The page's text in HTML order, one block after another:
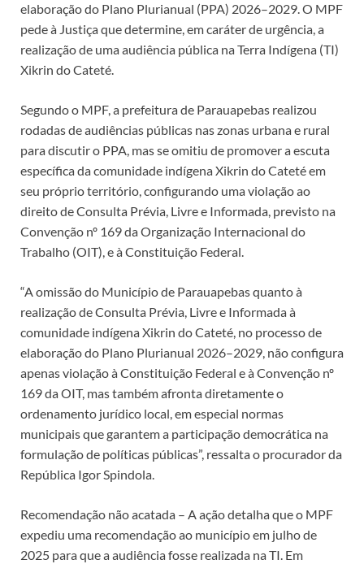
elaboração do Plano Plurianual (PPA) 2026–2029. O MPF
pede à Justiça que determine, em caráter de urgência, a
realização de uma audiência pública na Terra Indígena (TI)
Xikrin do Cateté.
Segundo o MPF, a prefeitura de Parauapebas realizou
rodadas de audiências públicas nas zonas urbana e rural
para discutir o PPA, mas se omitiu de promover a escuta
específica da comunidade indígena Xikrin do Cateté em
seu próprio território, configurando uma violação ao
direito de Consulta Prévia, Livre e Informada, previsto na
Convenção nº 169 da Organização Internacional do
Trabalho (OIT), e à Constituição Federal.
“A omissão do Município de Parauapebas quanto à
realização de Consulta Prévia, Livre e Informada à
comunidade indígena Xikrin do Cateté, no processo de
elaboração do Plano Plurianual 2026–2029, não configura
apenas violação à Constituição Federal e à Convenção nº
169 da OIT, mas também afronta diretamente o
ordenamento jurídico local, em especial normas
municipais que garantem a participação democrática na
formulação de políticas públicas”, ressalta o procurador da
República Igor Spindola.
Recomendação não acatada – A ação detalha que o MPF
expediu uma recomendação ao município em julho de
2025 para que a audiência fosse realizada na TI. Em